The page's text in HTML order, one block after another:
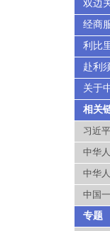
双边
经商
利比
赴利
关于
相关
习近
中华
中华
中国
专题